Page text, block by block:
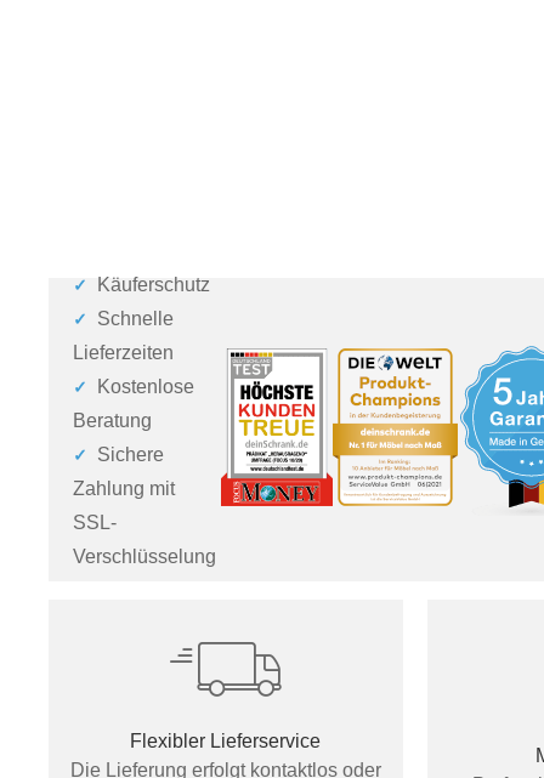
Käuferschutz
Schnelle
Lieferzeiten
Kostenlose
Beratung
Sichere
Zahlung mit
SSL-
Verschlüsselung
Flexibler Lieferservice
Die Lieferung erfolgt kontaktlos oder